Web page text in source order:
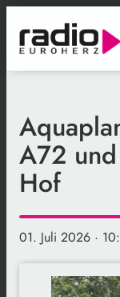
A72
Hof
01. Juli 2026 ·